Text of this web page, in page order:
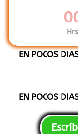
Hrs
EN POCOS
EN POCOS